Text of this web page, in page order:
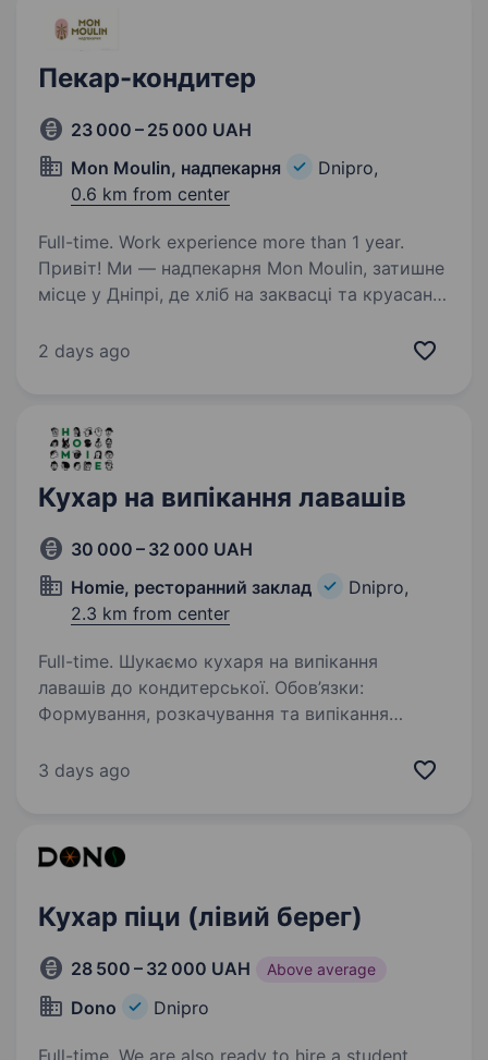
Пекар-кондитер
23 000 – 25 000 UAH
Mon Moulin, надпекарня
Dnipro,
0.6 km from center
Full-time. Work experience more than 1 year.
Привіт! Ми — надпекарня Mon Moulin, затишне
місце у Дніпрі, де хліб на заквасці та круасани
кожного гостя. Якщо ти цінуєш натуральність,
2 days ago
Кухар на випікання лавашів
30 000 – 32 000 UAH
Homie, ресторанний заклад
Dnipro,
2.3 km from center
Full-time. Шукаємо кухаря на випікання
лавашів до кондитерської. Обов’язки:
Формування, розкачування та випікання
Підготовка тіста до виробничого процесу;
3 days ago
Кухар піци (лівий берег)
28 500 – 32 000 UAH Above average
Dono Dnipro
Full-time. We are also ready to hire a student.